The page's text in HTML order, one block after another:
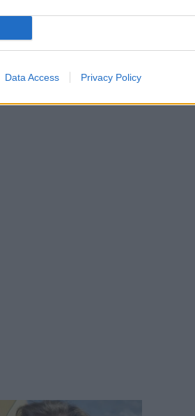
Data Access Privacy Policy